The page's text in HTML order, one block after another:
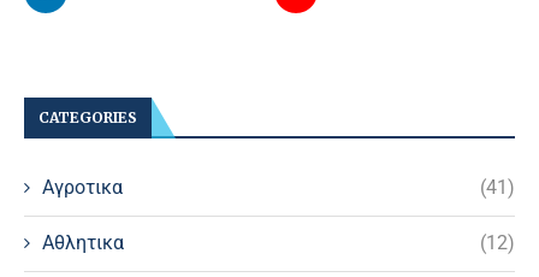
CATEGORIES
Αγροτικα (41)
Αθλητικα (12)